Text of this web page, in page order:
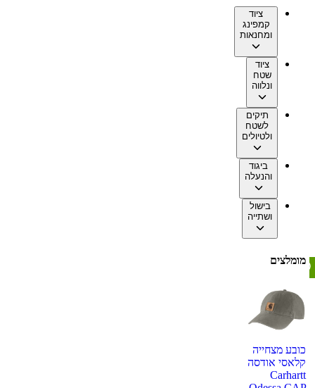
ציוד
קמפינג
ומחנאות
ציוד
שטח
ונלווה
תיקים
לשטח
ולטיולים
ביגוד
והנעלה
בישול
ושתייה
מומלצים
כובע מצחייה
קלאסי אודסה
Carhartt